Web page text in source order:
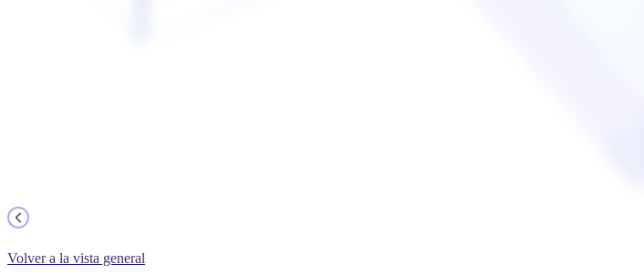
Volver a la vista general